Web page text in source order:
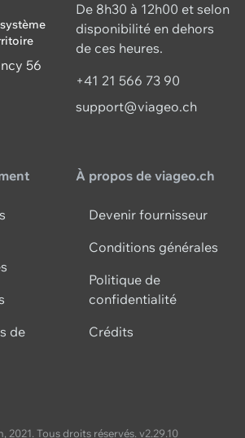
56
De 8h30 à 12h00 et selon
disponibilité en dehors
de ces heures.
+41 21 566 73 90
support@viageo.ch
de
À propos de viageo.ch
Devenir fournisseur
Conditions générales
Politique de
confidentialité
Crédits
2021. Tous droits réservés. v2.29.10